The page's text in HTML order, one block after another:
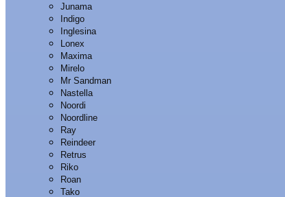
Junama
Indigo
Inglesina
Lonex
Maxima
Mirelo
Mr Sandman
Nastella
Noordi
Noordline
Ray
Reindeer
Retrus
Riko
Roan
Tako